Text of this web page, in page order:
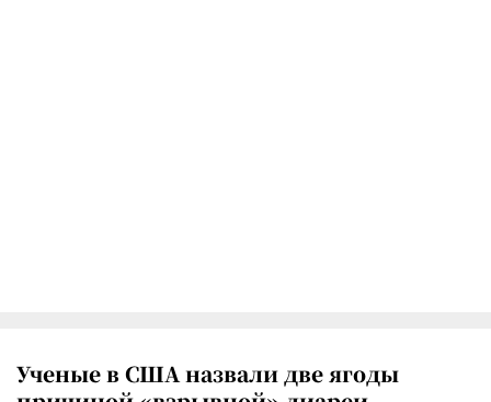
Ученые в США назвали две ягоды